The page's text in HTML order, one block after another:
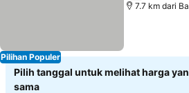
Pilihan Populer
7.7 km dari
Pilih tanggal untuk melihat harga
sama